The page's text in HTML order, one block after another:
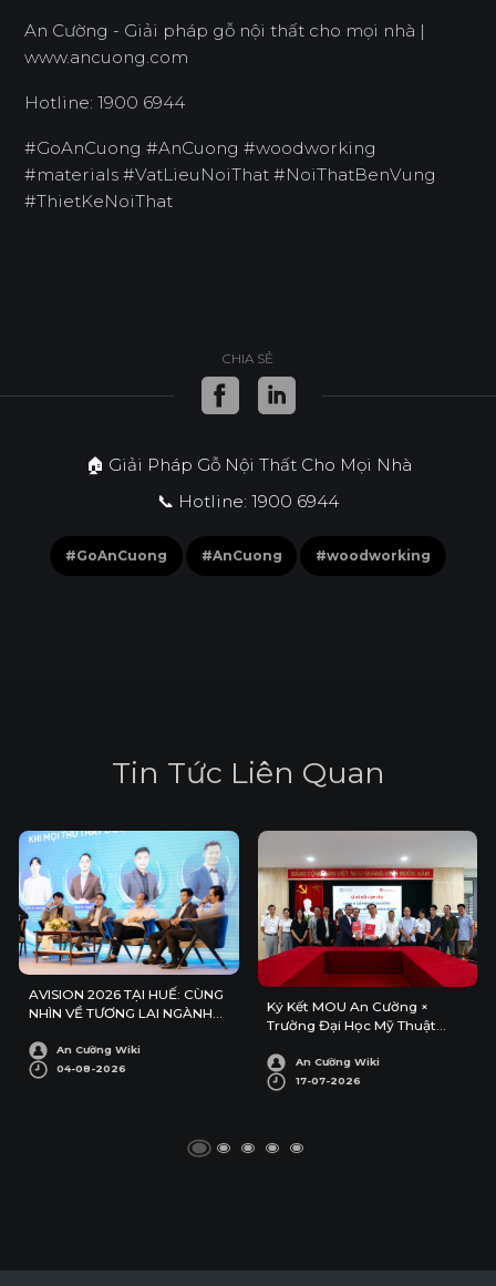
An Cường - Giải pháp gỗ nội thất cho mọi nhà |
www.ancuong.com
Hotline: 1900 6944
#GoAnCuong #AnCuong #woodworking
#materials #VatLieuNoiThat #NoiThatBenVung
#ThietKeNoiThat
CHIA SẺ
🏠 Giải Pháp Gỗ Nội Thất Cho Mọi Nhà
📞 Hotline: 1900 6944
#GoAnCuong #AnCuong #woodworking
Tin Tức Liên Quan
AVISION 2026 TẠI HUẾ: CÙNG
NHÌN VỀ TƯƠNG LAI NGÀNH
An Cường Wiki
04-08-2026
Ký Kết MOU An Cường ×
Trường Đại Học Mỹ Thuật
An Cường Wiki
17-07-2026